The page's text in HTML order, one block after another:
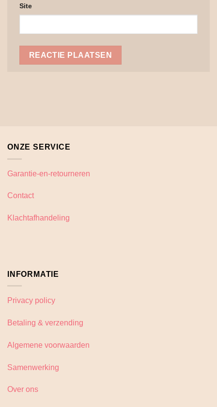
Site
ONZE SERVICE
Garantie-en-retourneren
Contact
Klachtafhandeling
INFORMATIE
Privacy policy
Betaling & verzending
Algemene voorwaarden
Samenwerking
Over ons